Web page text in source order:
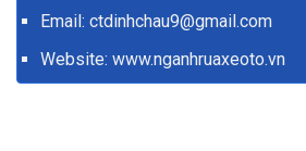
Email: ctdinhchau9@gmail.com
Website: www.nganhruaxeoto.vn